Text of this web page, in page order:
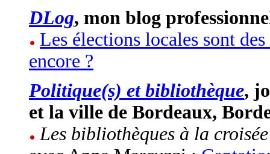
DLog, mon blog
Les élections locales sont
encore ?
Politique(s) et bibliothèque,
et la ville de Bordeaux,
Les bibliothèques à la